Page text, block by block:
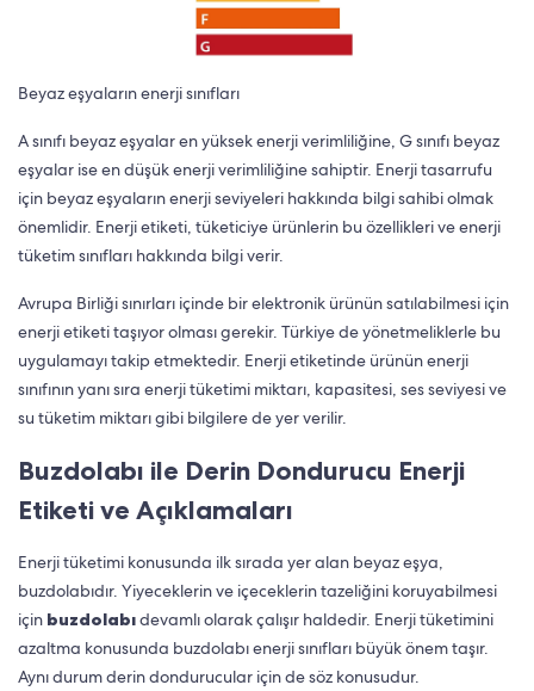
Beyaz eşyaların enerji sınıfları
A sınıfı beyaz eşyalar en yüksek enerji verimliliğine, G sınıfı beyaz
eşyalar ise en düşük enerji verimliliğine sahiptir. Enerji tasarrufu
için beyaz eşyaların enerji seviyeleri hakkında bilgi sahibi olmak
önemlidir. Enerji etiketi, tüketiciye ürünlerin bu özellikleri ve enerji
tüketim sınıfları hakkında bilgi verir.
Avrupa Birliği sınırları içinde bir elektronik ürünün satılabilmesi için
enerji etiketi taşıyor olması gerekir. Türkiye de yönetmeliklerle bu
uygulamayı takip etmektedir. Enerji etiketinde ürünün enerji
sınıfının yanı sıra enerji tüketimi miktarı, kapasitesi, ses seviyesi ve
su tüketim miktarı gibi bilgilere de yer verilir.
Buzdolabı ile Derin Dondurucu Enerji
Etiketi ve Açıklamaları
Enerji tüketimi konusunda ilk sırada yer alan beyaz eşya,
buzdolabıdır. Yiyeceklerin ve içeceklerin tazeliğini koruyabilmesi
için buzdolabıdevamlı olarak çalışır haldedir. Enerji tüketimini
azaltma konusunda buzdolabı enerji sınıfları büyük önem taşır.
Aynı durum derin dondurucular için de söz konusudur.